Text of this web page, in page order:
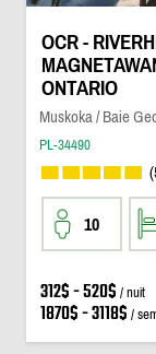
OCR -
ONTARIO
Muskoka / Baie
PL-34490
10
312$ - 520$ / nuit
1870$ - 3118$ /